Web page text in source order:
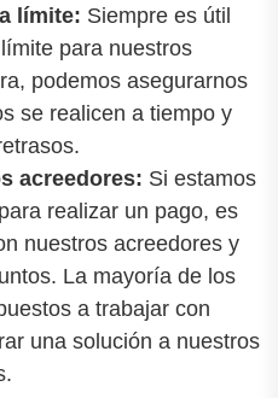
límite: Siempre es útil
para nuestros
podemos asegurarnos
se realicen a tiempo y
acreedores: Si estamos
realizar un pago, es
nuestros acreedores y
La mayoría de los
a trabajar con
una solución a nuestros